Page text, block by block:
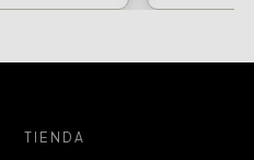
TIENDA